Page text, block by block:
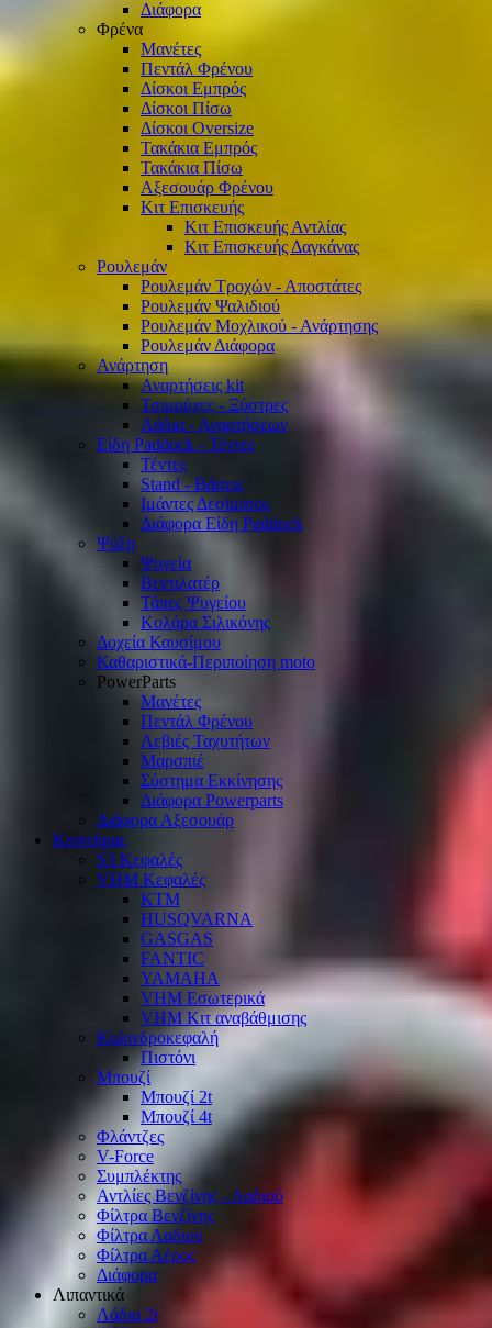
Διάφορα
Φρένα
Μανέτες
Πεντάλ Φρένου
Δίσκοι Εμπρός
Δίσκοι Πίσω
Δίσκοι Oversize
Τακάκια Εμπρός
Τακάκια Πίσω
Αξεσουάρ Φρένου
Κιτ Επισκευής
Κιτ Επισκευής Αντλίας
Κιτ Επισκευής Δαγκάνας
Ρουλεμάν
Ρουλεμάν Τροχών - Αποστάτες
Ρουλεμάν Ψαλιδιού
Ρουλεμάν Μοχλικού - Ανάρτησης
Ρουλεμάν Διάφορα
Ανάρτηση
Αναρτήσεις kit
Τσιμούχες - Ξύστρες
Λάδια - Αναρτήσεων
Είδη Paddock - Τέντες
Τέντες
Stand - Βάσεις
Ιμάντες Δεσίματος
Διάφορα Είδη Paddock
Ψύξη
Ψυγεία
Βεντιλατέρ
Τάπες Ψυγείου
Κολάρα Σιλικόνης
Δοχεία Καυσίμου
Καθαριστικά-Περιποίηση moto
PowerParts
Μανέτες
Πεντάλ Φρένου
Λεβιές Ταχυτήτων
Μαρσπιέ
Σύστημα Εκκίνησης
Διάφορα Powerparts
Διάφορα Αξεσουάρ
Κινητήρας
S3 Κεφαλές
VHM Κεφαλές
KTM
HUSQVARNA
GASGAS
FANTIC
YAMAHA
VHM Εσωτερικά
VHM Κιτ αναβάθμισης
Κυλινδροκεφαλή
Πιστόνι
Μπουζί
Μπουζί 2t
Μπουζί 4t
Φλάντζες
V-Force
Συμπλέκτης
Αντλίες Βενζίνης - Λαδιού
Φίλτρα Βενζίνης
Φίλτρα Λαδιού
Φίλτρα Αέρος
Διάφορα
Λιπαντικά
Λάδια 2t